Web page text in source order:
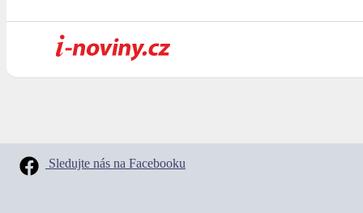
Sledujte nás na Facebooku